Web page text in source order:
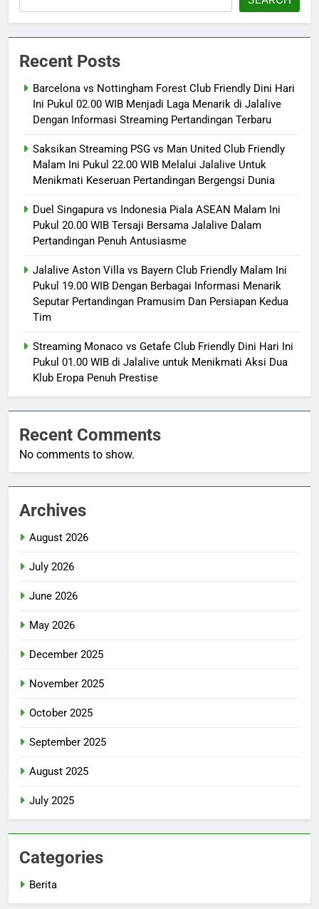
Recent Posts
Barcelona vs Nottingham Forest Club Friendly Dini Hari
Ini Pukul 02.00 WIB Menjadi Laga Menarik di Jalalive
Dengan Informasi Streaming Pertandingan Terbaru
Saksikan Streaming PSG vs Man United Club Friendly
Malam Ini Pukul 22.00 WIB Melalui Jalalive Untuk
Menikmati Keseruan Pertandingan Bergengsi Dunia
Duel Singapura vs Indonesia Piala ASEAN Malam Ini
Pukul 20.00 WIB Tersaji Bersama Jalalive Dalam
Pertandingan Penuh Antusiasme
Jalalive Aston Villa vs Bayern Club Friendly Malam Ini
Pukul 19.00 WIB Dengan Berbagai Informasi Menarik
Seputar Pertandingan Pramusim Dan Persiapan Kedua
Tim
Streaming Monaco vs Getafe Club Friendly Dini Hari Ini
Pukul 01.00 WIB di Jalalive untuk Menikmati Aksi Dua
Klub Eropa Penuh Prestise
Recent Comments
No comments to show.
Archives
August 2026
July 2026
June 2026
May 2026
December 2025
November 2025
October 2025
September 2025
August 2025
July 2025
Categories
Berita